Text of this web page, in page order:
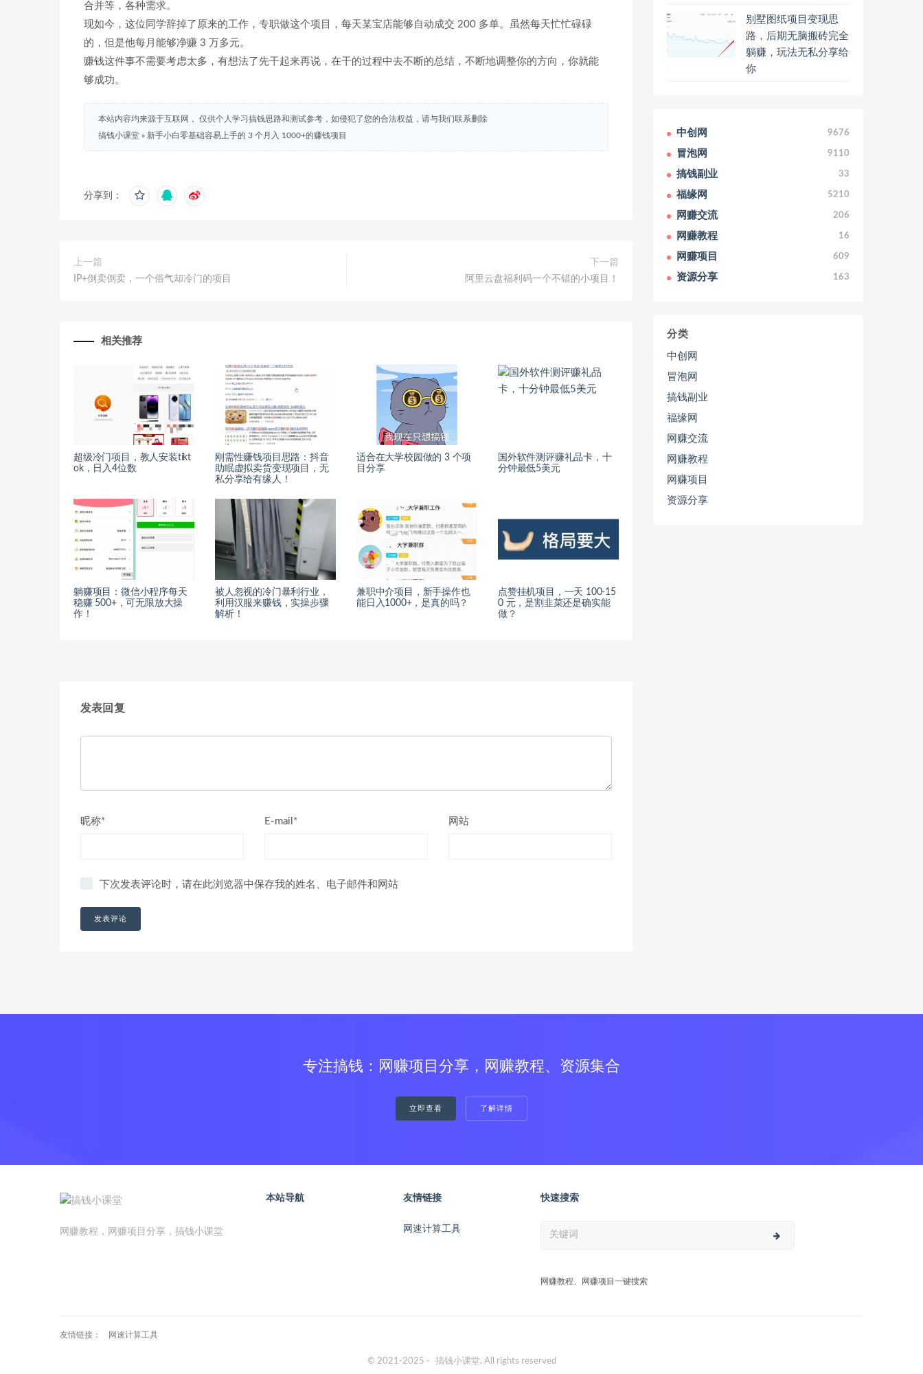
合并等，各种需求。
现如今，这位同学辞掉了原来的工作，专职做这个项目，每天某宝店能够自动成交 200 多单。虽然每天忙忙碌碌
的，但是他每月能够净赚 3 万多元。
赚钱这件事不需要考虑太多，有想法了先干起来再说，在干的过程中去不断的总结，不断地调整你的方向，你就能
够成功。
本站内容均来源于互联网， 仅供个人学习搞钱思路和测试参考，如侵犯了您的合法权益，请与我们联系删除
搞钱小课堂 » 新手小白零基础容易上手的 3 个月入 1000+的赚钱项目
分享到：
上一篇
IP+倒卖倒卖，一个俗气却冷门的项目
下一篇
阿里云盘福利码一个不错的小项目！
相关推荐
超级冷门项目，教人安装tikt
ok，日入4位数
刚需性赚钱项目思路：抖音
助眠虚拟卖货变现项目，无
私分享给有缘人！
适合在大学校园做的 3 个项
目分享
国外软件测评赚礼品卡，十
分钟最低5美元
躺赚项目：微信小程序每天
稳赚 500+，可无限放大操
作！
被人忽视的冷门暴利行业，
利用汉服来赚钱，实操步骤
解析！
兼职中介项目，新手操作也
能日入1000+，是真的吗？
点赞挂机项目，一天 100-15
0 元，是割韭菜还是确实能
做？
发表回复
昵称* E-mail* 网站
下次发表评论时，请在此浏览器中保存我的姓名、电子邮件和网站
别墅图纸项目变现思
路，后期无脑搬砖完全
躺赚，玩法无私分享给
你
中创网 9676
冒泡网 9110
搞钱副业 33
福缘网 5210
网赚交流 206
网赚教程 16
网赚项目 609
资源分享 163
分类
中创网
冒泡网
搞钱副业
福缘网
网赚交流
网赚教程
网赚项目
资源分享
专注搞钱：网赚项目分享，网赚教程、资源集合
立即查看 了解详情
网赚教程，网赚项目分享，搞钱小课堂
本站导航 友情链接
网速计算工具
快速搜索
网赚教程、网赚项目一键搜索
友情链接： 网速计算工具
© 2021-2025 - 搞钱小课堂. All rights reserved